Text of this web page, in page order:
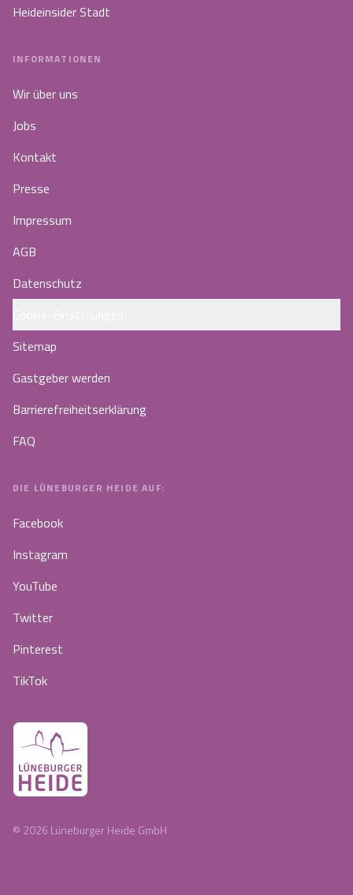
Heideinsider Stadt
INFORMATIONEN
Wir über uns
Jobs
Kontakt
Presse
Impressum
AGB
Datenschutz
Sitemap
Gastgeber werden
Barrierefreiheitserklärung
FAQ
DIE LÜNEBURGER HEIDE AUF:
Facebook
Instagram
YouTube
Twitter
Pinterest
TikTok
© 2026 Lüneburger Heide GmbH